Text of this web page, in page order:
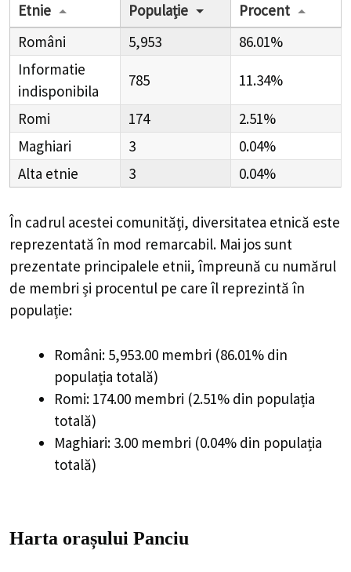
Etnie Populație
Procent
Români
5,953
86.01%
Informatie
indisponibila
785 11.34%
Romi 174
2.51%
Maghiari
3
0.04%
Alta etnie
3 0.04%
În cadrul acestei comunități, diversitatea etnică este
reprezentată în mod remarcabil. Mai jos sunt
prezentate principalele etnii, împreună cu numărul
de membri și procentul pe care îl reprezintă în
populație:
Români: 5,953.00 membri (86.01% din
populația totală)
Romi: 174.00 membri (2.51% din populația
totală)
Maghiari: 3.00 membri (0.04% din populația
totală)
Harta orașului Panciu